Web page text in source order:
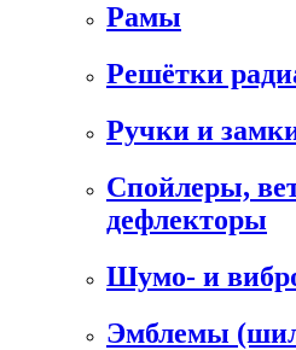
Рамы
Решётки
Ручки и
Спойлеры,
дефлекторы
Шумо- и
Эмблемы